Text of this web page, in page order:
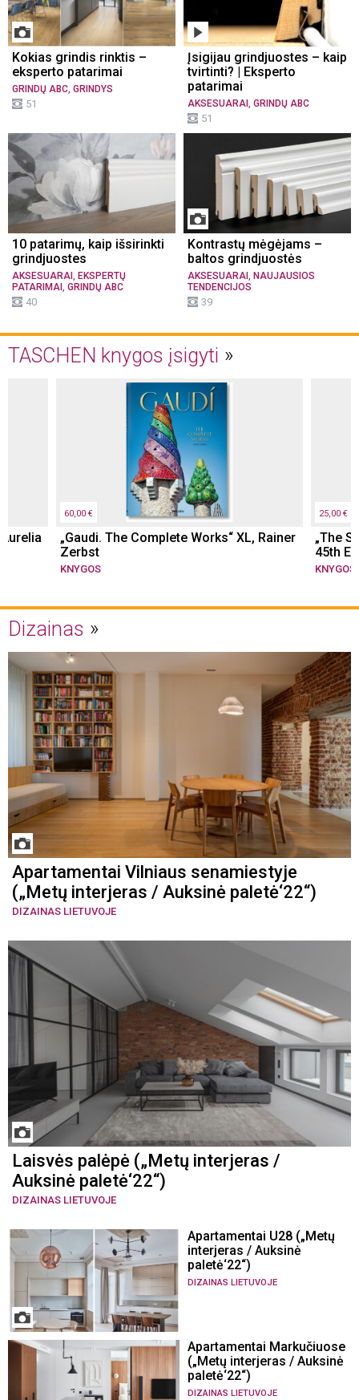
Kokias grindis rinktis –
eksperto patarimai
GRINDŲ ABC GRINDYS
51
Įsigijau grindjuostes – kaip
tvirtinti? | Eksperto
patarimai
AKSESUARAI GRINDŲ ABC
51
10 patarimų, kaip išsirinkti
grindjuostes
AKSESUARAI , EKSPERTŲ
PATARIMAI , GRINDŲ ABC
40
Kontrastų mėgėjams –
baltos grindjuostės
AKSESUARAI , NAUJAUSIOS
TENDENCIJOS
39
TASCHEN knygos įsigyti
60,00 €
„Gaudi. The Complete Works“ XL, Rainer
Zerbst
KNYGOS
25,00 €
„The
45th
KNYGOS
Dizainas
Apartamentai Vilniaus senamiestyje
(„Metų interjeras / Auksinė paletė‘22“)
DIZAINAS LIETUVOJE
Laisvės palėpė („Metų interjeras /
Auksinė paletė‘22“)
DIZAINAS LIETUVOJE
Apartamentai U28 („Metų
interjeras / Auksinė
paletė‘22“)
DIZAINAS LIETUVOJE
Apartamentai Markučiuose
(„Metų interjeras / Auksinė
paletė‘22“)
DIZAINAS LIETUVOJE